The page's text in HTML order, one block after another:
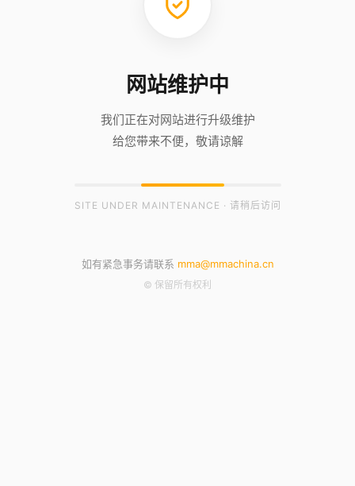
网站维护中
我们正在对网站进行升级维护
给您带来不便，敬请谅解
SITE UNDER MAINTENANCE · 请稍后访问
如有紧急事务请联系 mma@mmachina.cn
© 保留所有权利